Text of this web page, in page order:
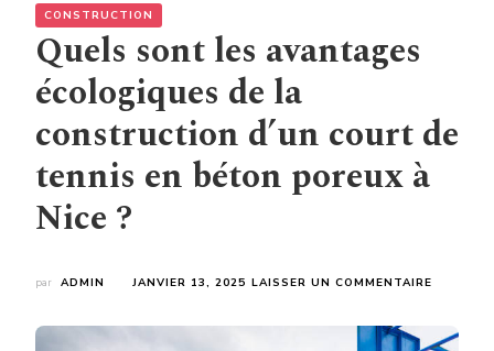
CONSTRUCTION
Quels sont les avantages
écologiques de la
construction d’un court de
tennis en béton poreux à
Nice ?
par ADMIN JANVIER 13, 2025 LAISSER UN COMMENTAIRE
LES